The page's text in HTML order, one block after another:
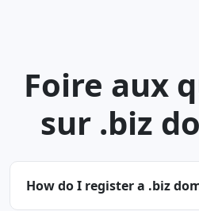
Foire aux
sur .biz
How do I register a .biz